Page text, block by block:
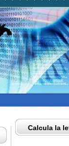
Calcula la